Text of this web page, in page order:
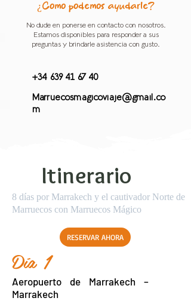
¿Cómo podemos ayudarle?
No dude en ponerse en contacto con nosotros.
Estamos disponibles para responder a sus
preguntas y brindarle asistencia con gusto.
+34 639 41 67 40
Marruecosmagicoviaje@gmail.co
m
Itinerario
8 días por Marrakech y el cautivador Norte de
Marruecos con Marruecos Mágico
RESERVAR AHORA
Día 1
Aeropuerto de Marrakech –
Marrakech